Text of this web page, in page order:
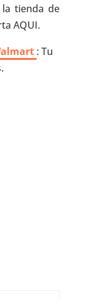
tienda de
AQUI.
: Tu